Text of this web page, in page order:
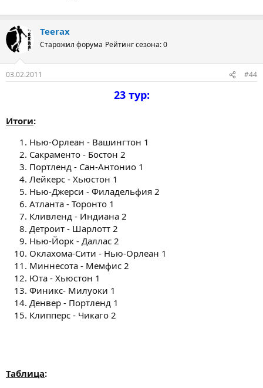
Teerax
Старожил форума Рейтинг сезона: 0
03.02.2011 #44
23 тур:
Итоги:
Нью-Орлеан - Вашингтон 1
Сакраменто - Бостон 2
Портленд - Сан-Антонио 1
Лейкерс - Хьюстон 1
Нью-Джерси - Филадельфия 2
Атланта - Торонто 1
Кливленд - Индиана 2
Детроит - Шарлотт 2
Нью-Йорк - Даллас 2
Оклахома-Сити - Нью-Орлеан 1
Миннесота - Мемфис 2
Юта - Хьюстон 1
Финикс- Милуоки 1
Денвер - Портленд 1
Клипперс - Чикаго 2
Таблица: